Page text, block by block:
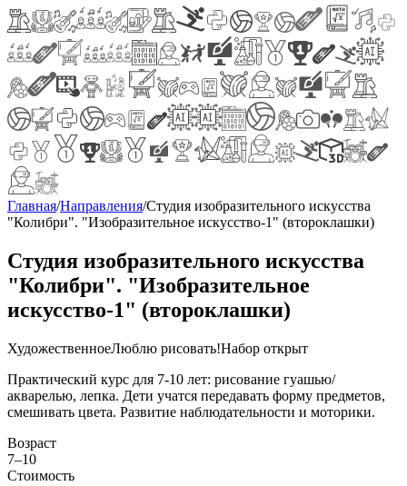
Главная/Направления/Студия изобразительного искусства
"Колибри". "Изобразительное искусство-1" (второклашки)
Студия изобразительного искусства
"Колибри". "Изобразительное
искусство-1" (второклашки)
ХудожественноеЛюблю рисовать!Набор открыт
Практический курс для 7-10 лет: рисование гуашью/
акварелью, лепка. Дети учатся передавать форму предметов,
смешивать цвета. Развитие наблюдательности и моторики.
Возраст
7–10
Стоимость